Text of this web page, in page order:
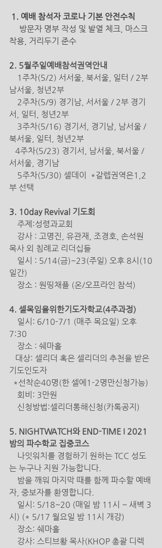
1. 예배 참석자 코로나 기본 안전수칙
방문자 명부 작성 및 발열 체크, 마스크
착용, 거리두기 준수
2. 5월주일예배참석권역안내
1주차(5/2) 서서울, 북서울, 일터 / 2부
남서울, 청년2부
서, 일터, 청년2부
북서울, 일터, 청년2부
서서울, 경기남
부 선택
3. 10day Revival 기도회
    주제:성령과교회
목사 외 침례교 리더십들
일간)
장소 : 원띵채플 (온/오프라인 참석)
4. 셀목임을위한기도자학교(4주과정)
일시: 6/10-7/1 (매주 목요일) 오후
7:30
장소 : 쉐마홀
기도인도자
*선착순40명(한 셀에1-2명만신청가능)
    회비: 3만원
신청방법:셀리더통해신청(카톡공지)
5. NIGHTWATCH와 END-TIME Ι 2021
밤의 파수학교 집중코스
나잇워치를 경험하기 원하는 TCC 성도
는 누구나 지원 가능합니다.
자, 중보자를 환영합니다.
시) (* 5/17 월요일 밤 11시 개강)
    장소: 쉐마홀
강사: 스티브황 목사(KHOP 총괄 디렉